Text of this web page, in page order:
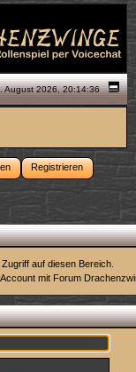
August 2026, 20:14:36
Registrieren
auf diesen Bereich.
mit Forum